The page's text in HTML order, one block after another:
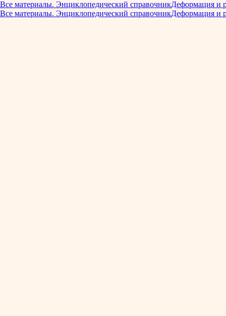
Все материалы. Энциклопедический справочникДеформация и
Все материалы. Энциклопедический справочникДеформация и